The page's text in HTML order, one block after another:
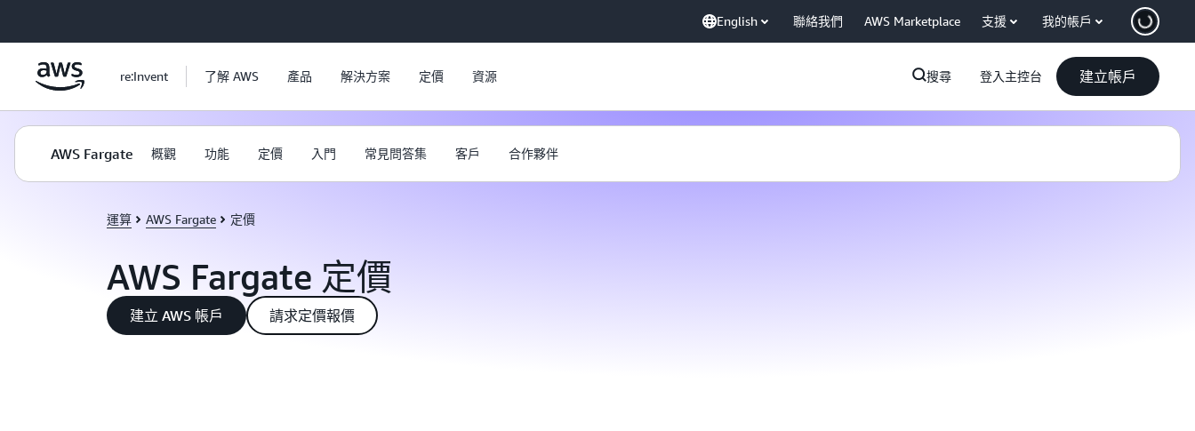
English 聯絡我們 AWS Marketplace 支援 我的帳戶
re:Invent 了解 AWS 產品 解決方案 定價 資源 搜尋 登入主控台 建立帳戶
AWS Fargate 概觀 功能 定價 入門 常見問答集 客戶 合作夥伴
運算 AWS Fargate 定價
AWS Fargate 定價
建立 AWS 帳戶 請求定價報價